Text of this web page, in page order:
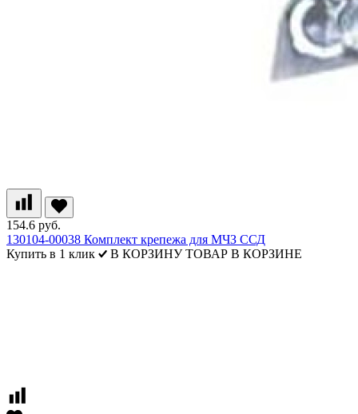
154.6 руб.
130104-00038 Комплект крепежа для МЧЗ ССД
Купить в 1 клик
В КОРЗИНУ ТОВАР В КОРЗИНЕ